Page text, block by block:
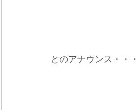
とのアナウンス・・・